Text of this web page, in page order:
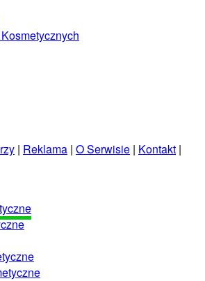
| Reklama | O Serwisie | Kontakt |